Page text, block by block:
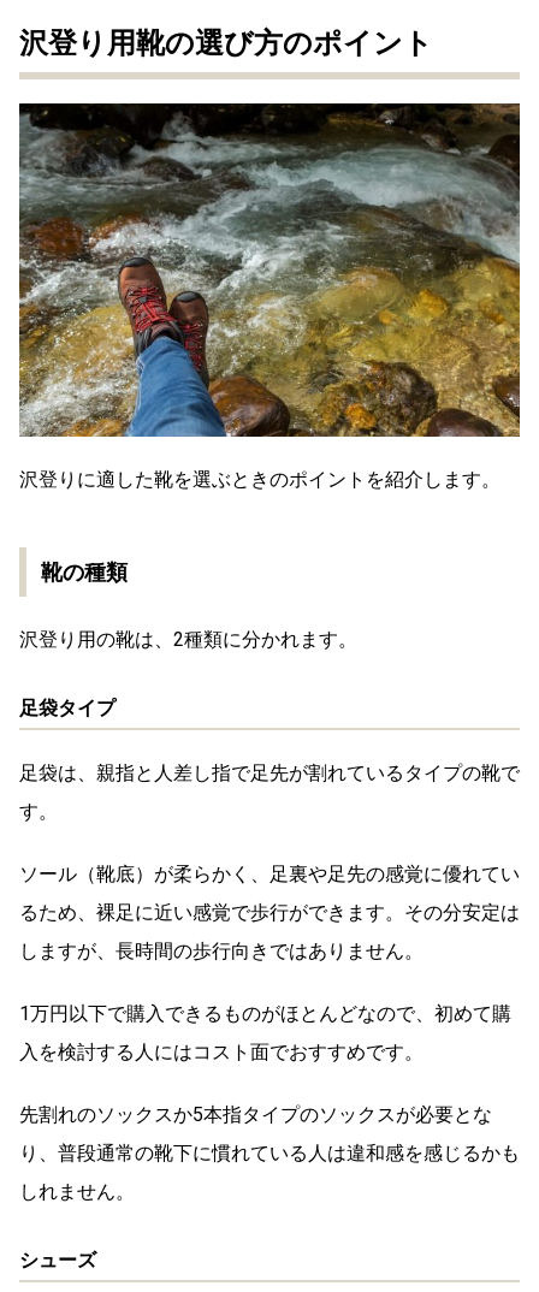
沢登り用靴の選び方のポイント
沢登りに適した靴を選ぶときのポイントを紹介します。
靴の種類
沢登り用の靴は、2種類に分かれます。
足袋タイプ
足袋は、親指と人差し指で足先が割れているタイプの靴で
す。
ソール（靴底）が柔らかく、足裏や足先の感覚に優れてい
るため、裸足に近い感覚で歩行ができます。その分安定は
しますが、長時間の歩行向きではありません。
1万円以下で購入できるものがほとんどなので、初めて購
入を検討する人にはコスト面でおすすめです。
先割れのソックスか5本指タイプのソックスが必要とな
り、普段通常の靴下に慣れている人は違和感を感じるかも
しれません。
シューズ